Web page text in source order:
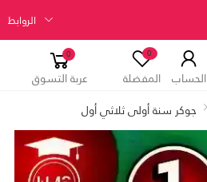
الروابط
الحساب
0
المفضلة
0
عربة التسوق
جوكر سنة أولى ثلاثي أول